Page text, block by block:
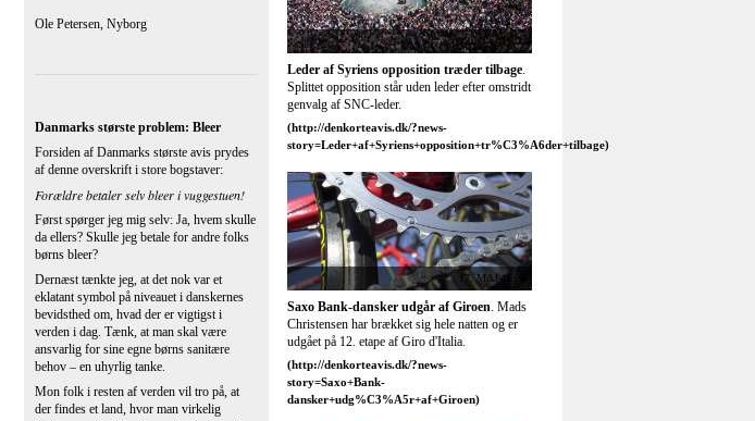
Utidigt ligemageri
Der blev for nogle dage siden lavet en
opinionsundersøgelse om det
hensigtsmæssige i – i en del af
undervisningstiden – at dele bogligt svage
og bogligt stærke elever. Hele 75% af de
begge grupper. Men så kom der naturligvis
nogle pædagoger samt en ansat på RUC
(hvor ellers!) med løftede pegefingre: ”Uha
uha! Nej, det går bestemt ikke!”
Jeg synes, at der efterhånden er ved at gå
fuldstændig hjernedød ligestillingshysteri i
vores samfund. Vi er vist efterhånden ved
at være helt derude, hvor en trekant ikke
Dansk medico-selskab solgt i
milliardhandel. Kapitalfonden EQT har solgt
det danske selskab Dako til en amerikansk
køber for 12,8 milliarder kroner.
17. MAJ 14:58
Mark Zuckerberg - en koncernchef i T-
shirt. Med børsnoteringen af Facebook
kommer den 28-årige Mark Zuckerbergs